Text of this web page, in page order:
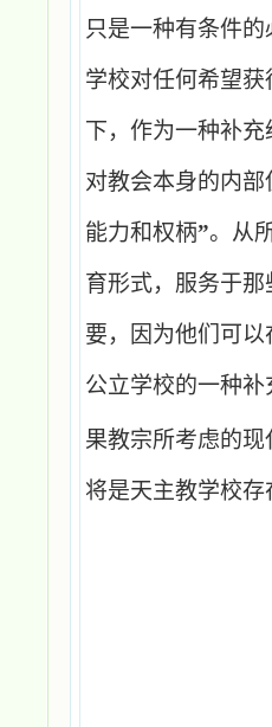
只是一种有条件
学校对任何希望
下，作为一种补
对教会本身的内
能力和权柄”。从
育形式，服务于
要，因为他们可
公立学校的一种
果教宗所考虑的
将是天主教学校